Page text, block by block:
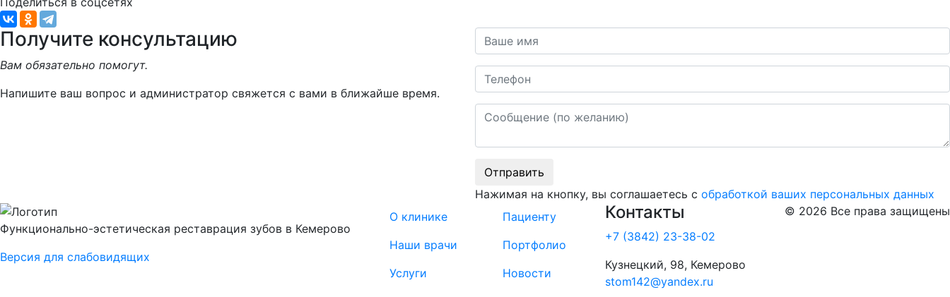
Получите консультацию
Вам обязательно помогут.
Напишите ваш вопрос и администратор свяжется с вами в ближайше время.
Ваше имя
Телефон
Сообщение
Отправить
Нажимая на кнопку, вы соглашаетесь с обработкой ваших персональных данных
Функционально-эстетическая реставрация зубов в Кемерово
Версия для слабовидящих
О клинике
Наши врачи
Услуги
Пациенту
Портфолио
Новости
Контакты
+7 (3842) 23-38-02
Кузнецкий, 98, Кемерово
stom142@yandex.ru
© 2026 Все права защищены